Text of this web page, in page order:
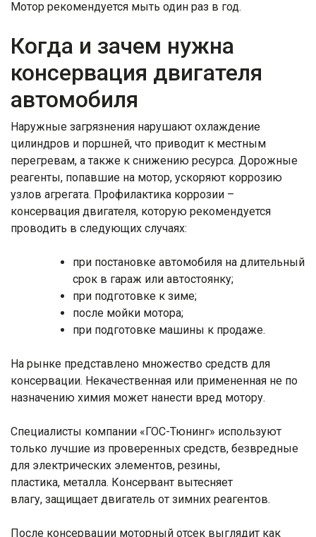
Мотор рекомендуется мыть один раз в год.
Когда и зачем нужна
консервация двигателя
автомобиля
Наружные загрязнения нарушают охлаждение
цилиндров и поршней, что приводит к местным
перегревам, а также к снижению ресурса. Дорожные
реагенты, попавшие на мотор, ускоряют коррозию
узлов агрегата. Профилактика коррозии –
консервация двигателя, которую рекомендуется
проводить в следующих случаях:
при постановке автомобиля на длительный
срок в гараж или автостоянку;
при подготовке к зиме;
после мойки мотора;
при подготовке машины к продаже.
На рынке представлено множество средств для
консервации. Некачественная или примененная не по
назначению химия может нанести вред мотору.
Специалисты компании «ГОС-Тюнинг» используют
только лучшие из проверенных средств, безвредные
для электрических элементов, резины,
пластика, металла. Консервант вытесняет
влагу, защищает двигатель от зимних реагентов.
После консервации моторный отсек выглядит как